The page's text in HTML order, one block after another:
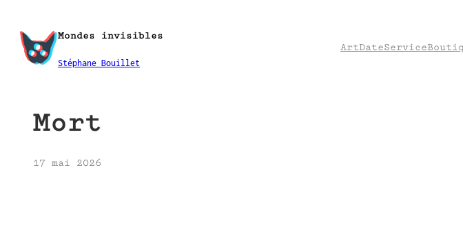
contenu
Mondes invisibles
Stéphane Bouillet
ArtDateService
Mort
17 mai 2026